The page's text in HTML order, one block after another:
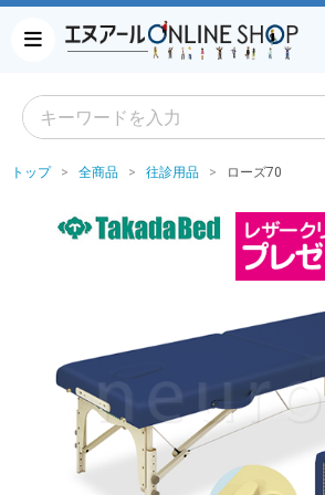
トップ 全商品 往診用品 ローズ70